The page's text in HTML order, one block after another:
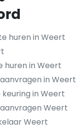
huren in Weert
huren in Weert
in Weert
keuring in Weert
Weert
Weert